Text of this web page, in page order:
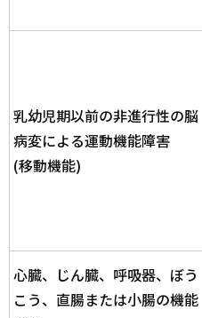
乳幼児期以前の非進行性の脳
病変による運動機能障害
(移動機能)
心臓、じん臓、呼吸器、ぼう
こう、直腸または小腸の機能